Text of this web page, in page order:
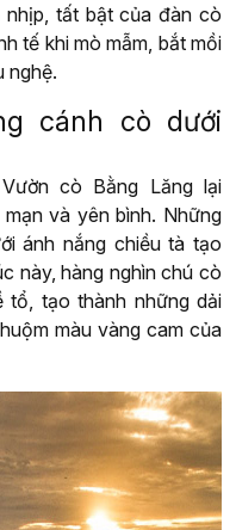
tất bật của đàn cò
tế khi mò mẫm, bắt mồi
nghệ.
cánh cò dưới
cò Bằng Lăng lại
và yên bình. Những
ánh nắng chiều tà tạo
này, hàng nghìn chú cò
tạo thành những dải
màu vàng cam của